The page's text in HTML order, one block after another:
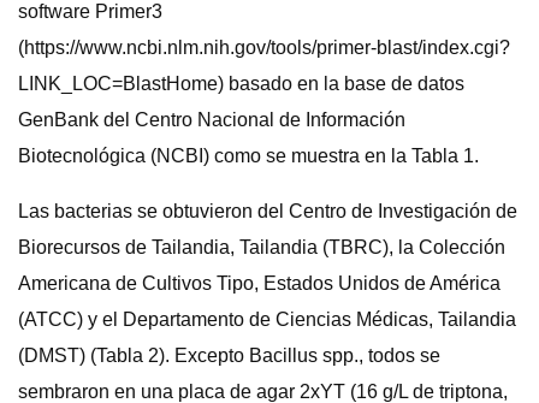
software Primer3
(https://www.ncbi.nlm.nih.gov/tools/primer-blast/index.cgi?
LINK_LOC=BlastHome) basado en la base de datos
GenBank del Centro Nacional de Información
Biotecnológica (NCBI) como se muestra en la Tabla 1.
Las bacterias se obtuvieron del Centro de Investigación de
Biorecursos de Tailandia, Tailandia (TBRC), la Colección
Americana de Cultivos Tipo, Estados Unidos de América
(ATCC) y el Departamento de Ciencias Médicas, Tailandia
(DMST) (Tabla 2). Excepto Bacillus spp., todos se
sembraron en una placa de agar 2xYT (16 g/L de triptona,